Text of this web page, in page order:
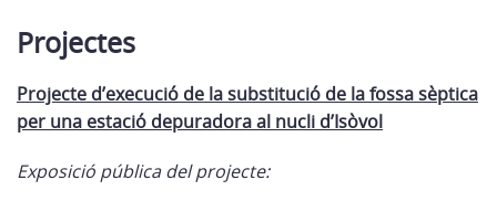
Projectes
Projecte d’execució de la substitució de la fossa sèptica
per una estació depuradora al nucli d’Isòvol
Exposició pública del projecte: